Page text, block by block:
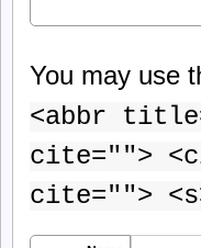
You may use
<abbr
cite="">
cite="">